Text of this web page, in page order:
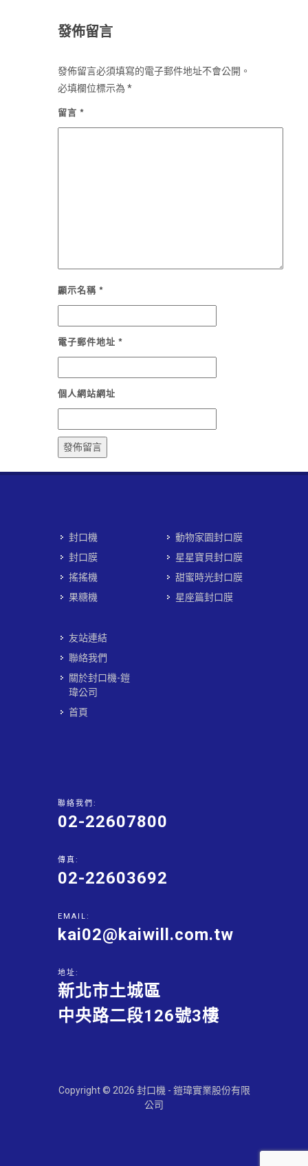
發佈留言
發佈留言必須填寫的電子郵件地址不會公開。
必填欄位標示為 *
留言 *
顯示名稱 *
電子郵件地址 *
個人網站網址
封口機
封口膜
搖搖機
果糖機
動物家園封口膜
星星寶貝封口膜
甜蜜時光封口膜
星座篇封口膜
友站連結
聯絡我們
關於封口機-鎧
瑋公司
首頁
聯絡我們:
02-22607800
傳真:
02-22603692
EMAIL:
kai02@kaiwill.com.tw
地址:
新北市土城區
中央路二段126號3樓
Copyright © 2026 封口機 - 鎧瑋實業股份有限
公司